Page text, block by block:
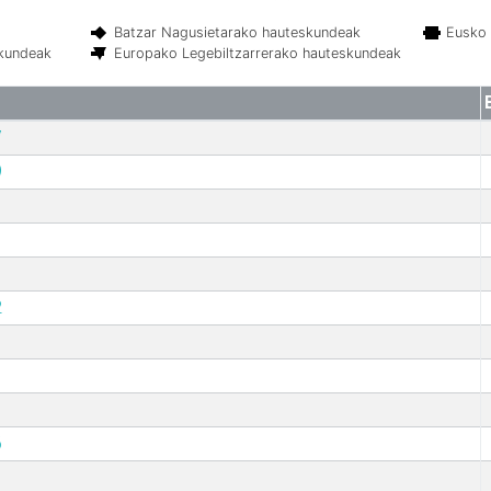
Batzar Nagusietarako hauteskundeak
Europako Legebiltzarrerako hauteskundeak